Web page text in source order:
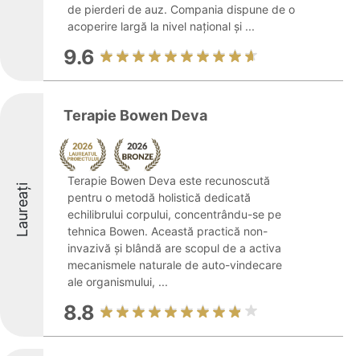
de pierderi de auz. Compania dispune de o
acoperire largă la nivel național și ...
9.6
Laureați
Terapie Bowen Deva
Terapie Bowen Deva este recunoscută
pentru o metodă holistică dedicată
echilibrului corpului, concentrându-se pe
tehnica Bowen. Această practică non-
invazivă și blândă are scopul de a activa
mecanismele naturale de auto-vindecare
ale organismului, ...
8.8